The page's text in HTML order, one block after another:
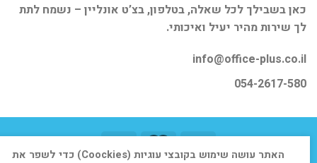
כאן בשבילך לכל שאלה, בטלפון, בצ’ט אונליין – נשמח לתת
לך שירות מהיר יעיל ואיכותי.
info@office-plus.co.il
054-2617-580
האתר עושה שימוש בקובצי עוגיות (Coockies) כדי לשפר את